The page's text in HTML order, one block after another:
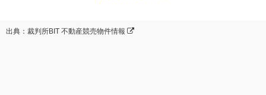
出典：裁判所BIT 不動産競売物件情報